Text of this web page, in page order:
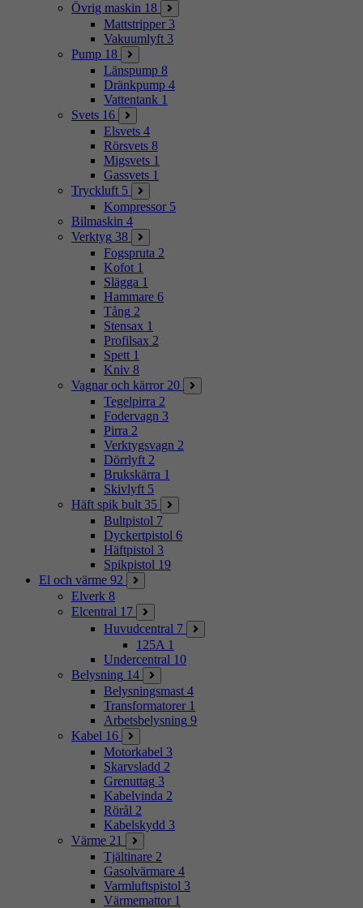
Övrig maskin 18
Mattstripper 3
Vakuumlyft 3
Pump 18
Länspump 8
Dränkpump 4
Vattentank 1
Svets 16
Elsvets 4
Rörsvets 8
Migsvets 1
Gassvets 1
Tryckluft 5
Kompressor 5
Bilmaskin 4
Verktyg 38
Fogspruta 2
Kofot 1
Slägga 1
Hammare 6
Tång 2
Stensax 1
Profilsax 2
Spett 1
Kniv 8
Vagnar och kärror 20
Tegelpirra 2
Fodervagn 3
Pirra 2
Verktygsvagn 2
Dörrlyft 2
Brukskärra 1
Skivlyft 5
Häft spik bult 35
Bultpistol 7
Dyckertpistol 6
Häftpistol 3
Spikpistol 19
El och värme 92
Elverk 8
Elcentral 17
Huvudcentral 7
125A 1
Undercentral 10
Belysning 14
Belysningsmast 4
Transformatorer 1
Arbetsbelysning 9
Kabel 16
Motorkabel 3
Skarvsladd 2
Grenuttag 3
Kabelvinda 2
Rörål 2
Kabelskydd 3
Värme 21
Tjältinare 2
Gasolvärmare 4
Varmluftspistol 3
Värmemattor 1